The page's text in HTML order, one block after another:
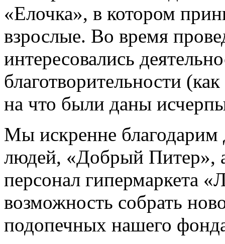
«Елочка», в котором
взрослые. Во время
интересовались
благотворительности
на что были даны
Мы искренне
людей, «Добрый Питер»,
персонал гипермаркета
возможность собрать
подопечных нашего